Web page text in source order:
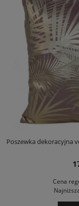
Poszewka dekoracyjna
Cena